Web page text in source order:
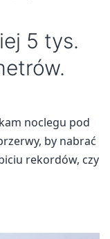
5 tys.
noclegu pod
by nabrać
rekordów, czy